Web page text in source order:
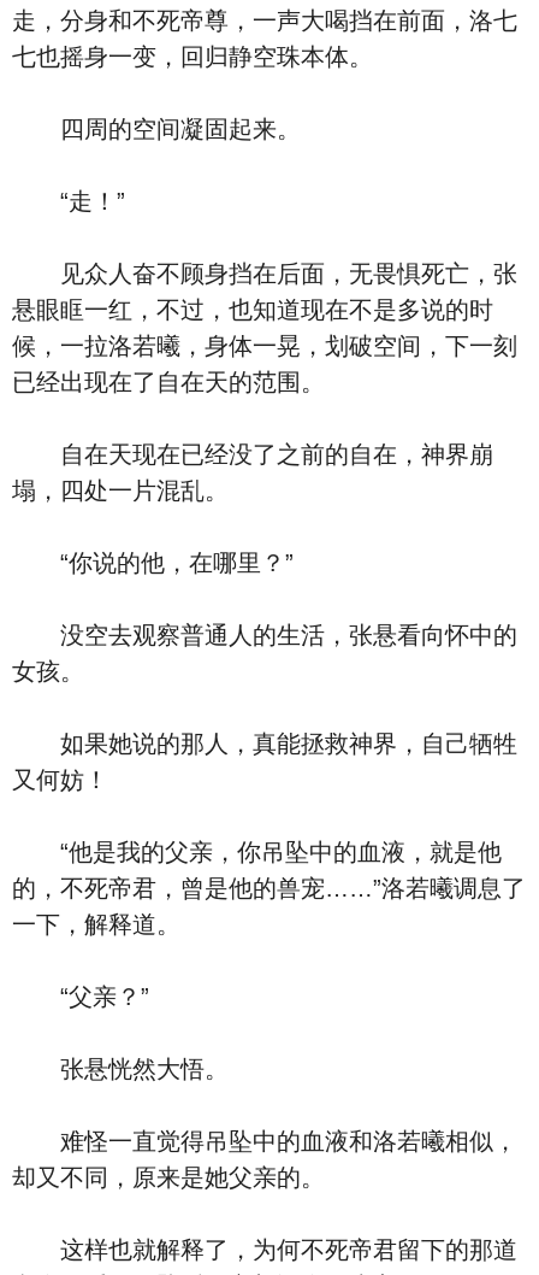
走，分身和不死帝尊，一声大喝挡在前面，洛七
七也摇身一变，回归静空珠本体。
四周的空间凝固起来。
“走！”
见众人奋不顾身挡在后面，无畏惧死亡，张
悬眼眶一红，不过，也知道现在不是多说的时
候，一拉洛若曦，身体一晃，划破空间，下一刻
已经出现在了自在天的范围。
自在天现在已经没了之前的自在，神界崩
塌，四处一片混乱。
“你说的他，在哪里？”
没空去观察普通人的生活，张悬看向怀中的
女孩。
如果她说的那人，真能拯救神界，自己牺牲
又何妨！
“他是我的父亲，你吊坠中的血液，就是他
的，不死帝君，曾是他的兽宠……”洛若曦调息了
一下，解释道。
“父亲？”
张悬恍然大悟。
难怪一直觉得吊坠中的血液和洛若曦相似，
却又不同，原来是她父亲的。
这样也就解释了，为何不死帝君留下的那道